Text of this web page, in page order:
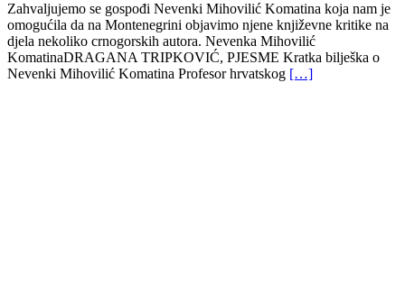
Zahvaljujemo se gospođi Nevenki Mihovilić Komatina koja nam je
omogućila da na Montenegrini objavimo njene književne kritike na
djela nekoliko crnogorskih autora. Nevenka Mihovilić
KomatinaDRAGANA TRIPKOVIĆ, PJESME Kratka bilješka o
Nevenki Mihovilić Komatina Profesor hrvatskog […]